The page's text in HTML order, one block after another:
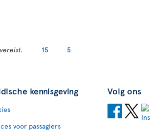
15 5
kennisgeving
voor passagiers
Volg ons